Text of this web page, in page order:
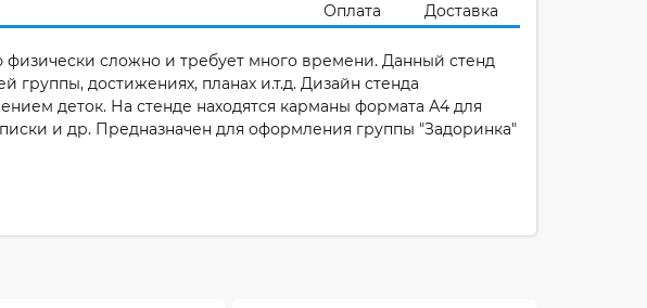
Оплата Доставка
сложно и требует много времени. Данный стенд
достижениях, планах и.т.д. Дизайн стенда
деток. На стенде находятся карманы формата А4 для
и др. Предназначен для оформления группы "Задоринка"